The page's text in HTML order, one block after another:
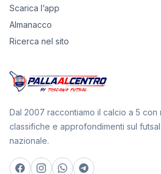
Scarica l’app
Almanacco
Ricerca nel sito
Dal 2007 raccontiamo il calcio a 5 con
classifiche e approfondimenti sul
nazionale.